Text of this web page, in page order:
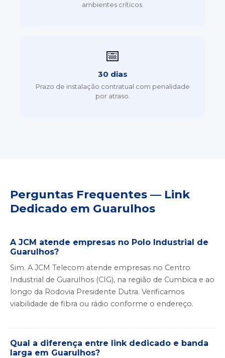
ambientes críticos.
📅
30 dias
Prazo de instalação contratual com penalidade
por atraso.
Perguntas Frequentes — Link
Dedicado em Guarulhos
A JCM atende empresas no Polo Industrial de
Guarulhos?
Sim. A JCM Telecom atende empresas no Centro
Industrial de Guarulhos (CIG), na região de Cumbica e ao
longo da Rodovia Presidente Dutra. Verificamos
viabilidade de fibra ou rádio conforme o endereço.
Qual a diferença entre link dedicado e banda
larga em Guarulhos?